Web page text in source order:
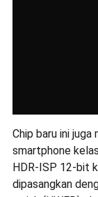
Chip baru ini
smartphone
HDR-ISP 12-bit
dipasangkan